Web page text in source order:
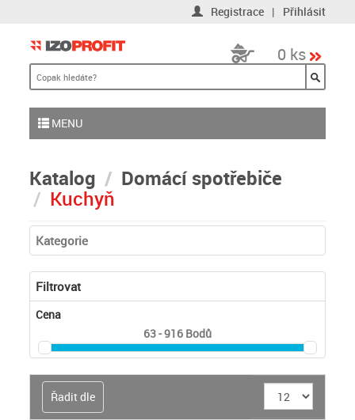
Registrace | Přihlásit
0 ks
MENU
Katalog
Domácí spotřebiče
Kuchyň
Kategorie
Filtrovat
Cena
63 - 916 Bodů
Řadit dle